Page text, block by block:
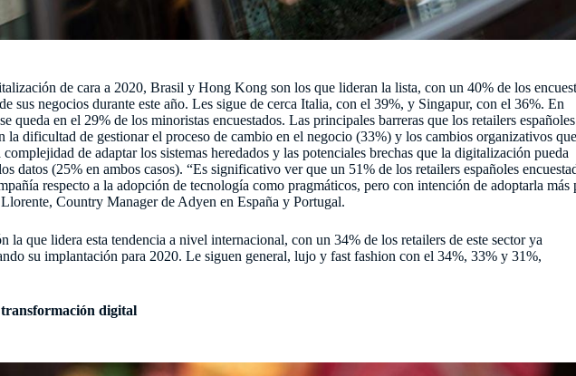
de cara a 2020, Brasil y Hong Kong son los que lideran la lista, con un 40% de los
sus negocios durante este año. Les sigue de cerca Italia, con el 39%, y Singapur, con el 36%. En
queda en el 29% de los minoristas encuestados. Las principales barreras que los retailers españoles
la dificultad de gestionar el proceso de cambio en el negocio (33%) y los cambios organizativos que
de adaptar los sistemas heredados y las potenciales brechas que la digitalización pueda
datos (25% en ambos casos). “Es significativo ver que un 51% de los retailers españoles
respecto a la adopción de tecnología como pragmáticos, pero con intención de adoptarla más
Llorente, Country Manager de Adyen en España y Portugal.
la que lidera esta tendencia a nivel internacional, con un 34% de los retailers de este sector ya
su implantación para 2020. Le siguen general, lujo y fast fashion con el 34%, 33% y 31%,
digital